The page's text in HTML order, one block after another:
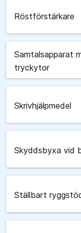
Röstförstärkare
Samtalsapparat
tryckytor
Skrivhjälpmedel
Skyddsbyxa vid
Ställbart